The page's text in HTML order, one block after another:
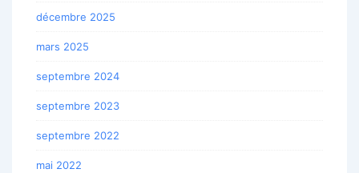
décembre 2025
mars 2025
septembre 2024
septembre 2023
septembre 2022
mai 2022